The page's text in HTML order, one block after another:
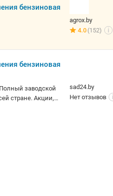
бензиновая
agrox.by
4.0 (152) i
бензиновая
заводской
стране. Акции,
sad24.by
Нет отзывов
i